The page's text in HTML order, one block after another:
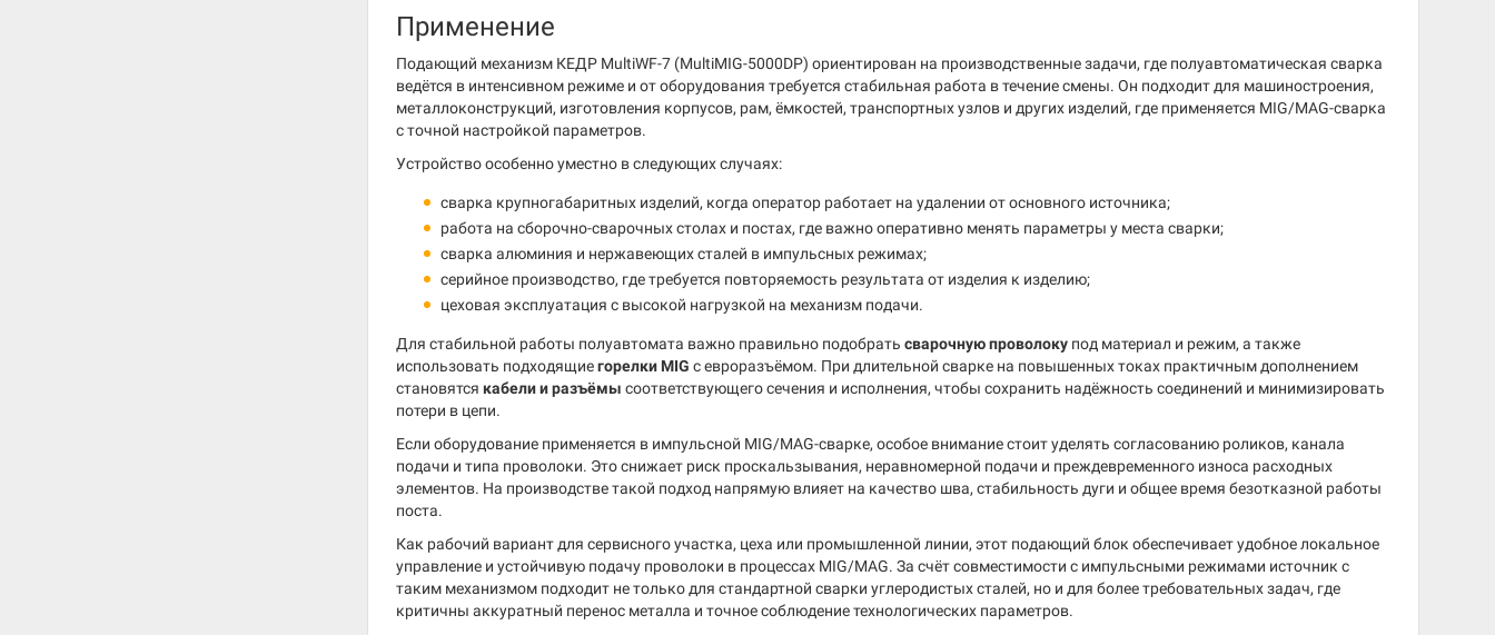
Применение
Подающий механизм КЕДР MultiWF-7 (MultiMIG-5000DP) ориентирован на производственные задачи, где полуавтоматическая сварка
ведётся в интенсивном режиме и от оборудования требуется стабильная работа в течение смены. Он подходит для машиностроения,
металлоконструкций, изготовления корпусов, рам, ёмкостей, транспортных узлов и других изделий, где применяется MIG/MAG-сварка
с точной настройкой параметров.
Устройство особенно уместно в следующих случаях:
сварка крупногабаритных изделий, когда оператор работает на удалении от основного источника;
работа на сборочно-сварочных столах и постах, где важно оперативно менять параметры у места сварки;
сварка алюминия и нержавеющих сталей в импульсных режимах;
серийное производство, где требуется повторяемость результата от изделия к изделию;
цеховая эксплуатация с высокой нагрузкой на механизм подачи.
Для стабильной работы полуавтомата важно правильно подобрать сварочную проволоку под материал и режим, а также
использовать подходящиегорелки MIG с евроразъёмом. При длительной сварке на повышенных токах практичным дополнением
становятся кабели и разъёмы соответствующего сечения и исполнения, чтобы сохранить надёжность соединений и минимизировать
потери в цепи.
Если оборудование применяется в импульсной MIG/MAG-сварке, особое внимание стоит уделять согласованию роликов, канала
подачи и типа проволоки. Это снижает риск проскальзывания, неравномерной подачи и преждевременного износа расходных
элементов. На производстве такой подход напрямую влияет на качество шва, стабильность дуги и общее время безотказной работы
поста.
Как рабочий вариант для сервисного участка, цеха или промышленной линии, этот подающий блок обеспечивает удобное локальное
управление и устойчивую подачу проволоки в процессах MIG/MAG. За счёт совместимости с импульсными режимами источник с
таким механизмом подходит не только для стандартной сварки углеродистых сталей, но и для более требовательных задач, где
критичны аккуратный перенос металла и точное соблюдение технологических параметров.